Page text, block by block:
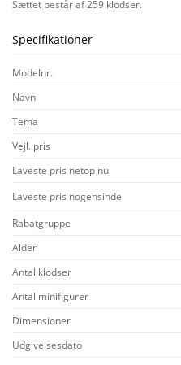
Sættet består af 259 klodser.
Specifikationer
Modelnr.
Navn
Tema
Vejl. pris
Laveste pris netop nu
Laveste pris nogensinde
Rabatgruppe
Alder
Antal klodser
Antal minifigurer
Dimensioner
Udgivelsesdato